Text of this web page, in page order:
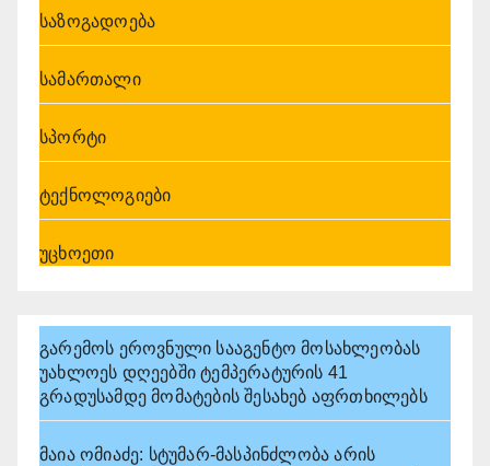
საზოგადოება
სამართალი
სპორტი
ტექნოლოგიები
უცხოეთი
გარემოს ეროვნული სააგენტო მოსახლეობას
უახლოეს დღეებში ტემპერატურის 41
გრადუსამდე მომატების შესახებ აფრთხილებს
მაია ომიაძე: სტუმარ-მასპინძლობა არის